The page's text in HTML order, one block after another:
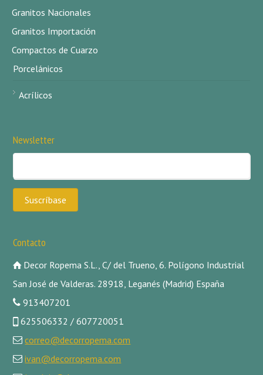
Granitos Nacionales
Granitos Importación
Compactos de Cuarzo
Porcelánicos
Acrílicos
Newsletter
Contacto
Decor Ropema S.L., C/ del Trueno, 6. Polígono Industrial
San José de Valderas. 28918, Leganés (Madrid) España
913407201
625506332 / 607720051
correo@decorropema.com
ivan@decorropema.com